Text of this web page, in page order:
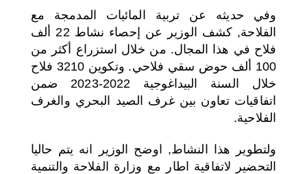
وفي حديثه عن تربية المائيات المدمجة مع
الفلاحة, كشف الوزير عن إحصاء نشاط 22 ألف
فلاح في هذا المجال. من خلال استزراع أكثر من
100 ألف حوض سقي فلاحي. وتكوين 3210 فلاح
خلال السنة البيداغوجية 2022-2023 ضمن
اتفاقيات تعاون بين غرف الصيد البحري والغرف
الفلاحية.
ولتطوير هذا النشاط, اوضح الوزير انه يتم حاليا
التحضير لاتفاقية اطار مع وزارة الفلاحة والتنمية